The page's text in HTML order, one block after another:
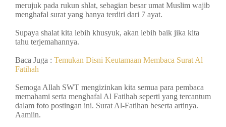
merujuk pada rukun shlat, sebagian besar umat Muslim wajib
menghafal surat yang hanya terdiri dari 7 ayat.
Supaya shalat kita lebih khusyuk, akan lebih baik jika kita
tahu terjemahannya.
Baca Juga : Temukan Disni Keutamaan Membaca Surat Al
Fatihah
Semoga Allah SWT mengizinkan kita semua para pembaca
memahami serta menghafal Al Fatihah seperti yang tercantum
dalam foto postingan ini. Surat Al-Fatihan beserta artinya.
Aamiin.